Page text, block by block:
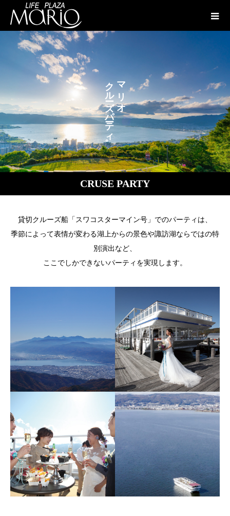
CRUSE PARTY
マ
リ
オ
ク
ル
ズ
パ
テ
ィ
。
貸切クルーズ船「スワコスターマイン号」でのパーティは、
季節によって表情が変わる湖上からの景色や諏訪湖ならではの特
別演出など、
ここでしかできないパーティを実現します。